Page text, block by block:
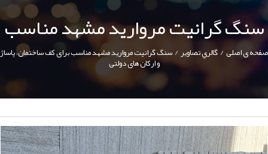
سنگ گرانیت مروارید مشهد مناسب
برای کف ساختمان، پاساژ و ارکان های
صفحه ی اصلی/گالري تصاوير/سنگ گرانیت مروارید مشهد مناسب برای کف ساختمان، پاساژ
و ارکان های دولتی